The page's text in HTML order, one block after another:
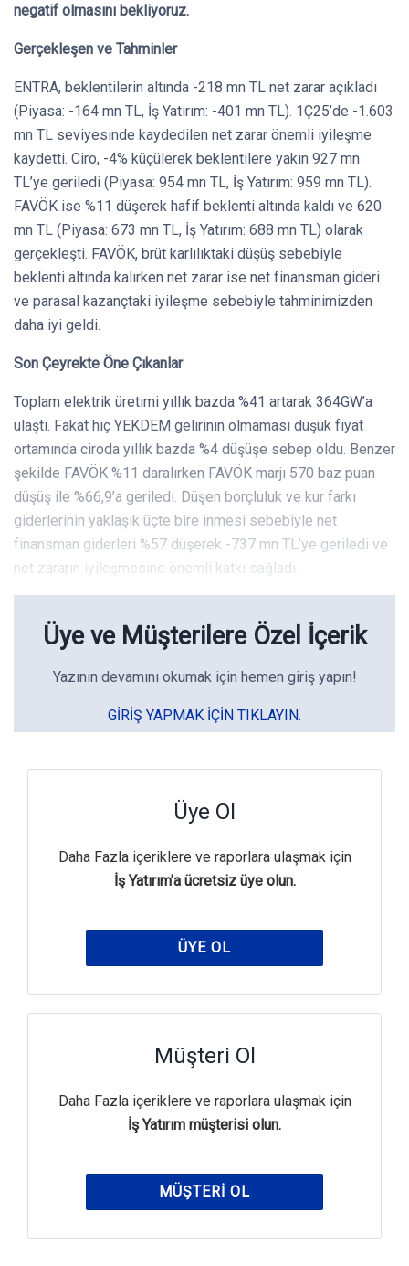
negatif olmasını bekliyoruz.
Gerçekleşen ve Tahminler
ENTRA, beklentilerin altında -218 mn TL net zarar açıkladı
(Piyasa: -164 mn TL, İş Yatırım: -401 mn TL). 1Ç25’de -1.603
mn TL seviyesinde kaydedilen net zarar önemli iyileşme
kaydetti. Ciro, -4% küçülerek beklentilere yakın 927 mn
TL’ye geriledi (Piyasa: 954 mn TL, İş Yatırım: 959 mn TL).
FAVÖK ise %11 düşerek hafif beklenti altında kaldı ve 620
mn TL (Piyasa: 673 mn TL, İş Yatırım: 688 mn TL) olarak
gerçekleşti. FAVÖK, brüt karlılıktaki düşüş sebebiyle
beklenti altında kalırken net zarar ise net finansman gideri
ve parasal kazançtaki iyileşme sebebiyle tahminimizden
daha iyi geldi.
Son Çeyrekte Öne Çıkanlar
Toplam elektrik üretimi yıllık bazda %41 artarak 364GW’a
ulaştı. Fakat hiç YEKDEM gelirinin olmaması düşük fiyat
ortamında ciroda yıllık bazda %4 düşüşe sebep oldu. Benzer
şekilde FAVÖK %11 daralırken FAVÖK marjı 570 baz puan
düşüş ile %66,9’a geriledi. Düşen borçluluk ve kur farkı
giderlerinin yaklaşık üçte bire inmesi sebebiyle net
finansman giderleri %57 düşerek -737 mn TL’ye geriledi ve
net zararın iyileşmesine önemli katkı sağladı.
Üye ve Müşterilere Özel İçerik
Yazının devamını okumak için hemen giriş yapın!
GIRIŞ YAPMAK IÇIN TIKLAYIN.
Üye Ol
Daha Fazla içeriklere ve raporlara ulaşmak için
İş Yatırım'a ücretsiz üye olun.
ÜYE OL
Müşteri Ol
Daha Fazla içeriklere ve raporlara ulaşmak için
İş Yatırım müşterisi olun.
MÜŞTERI OL